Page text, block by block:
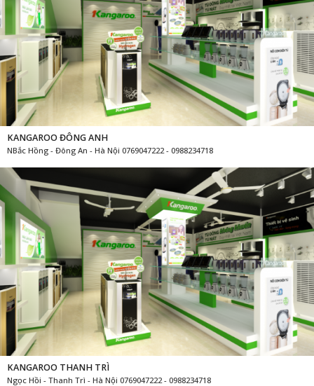
KANGAROO ĐÔNG ANH
NBắc Hồng - Đông An - Hà Nội 0769047222 - 0988234718
KANGAROO THANH TRÌ
Ngọc Hồi - Thanh Trì - Hà Nội 0769047222 - 0988234718